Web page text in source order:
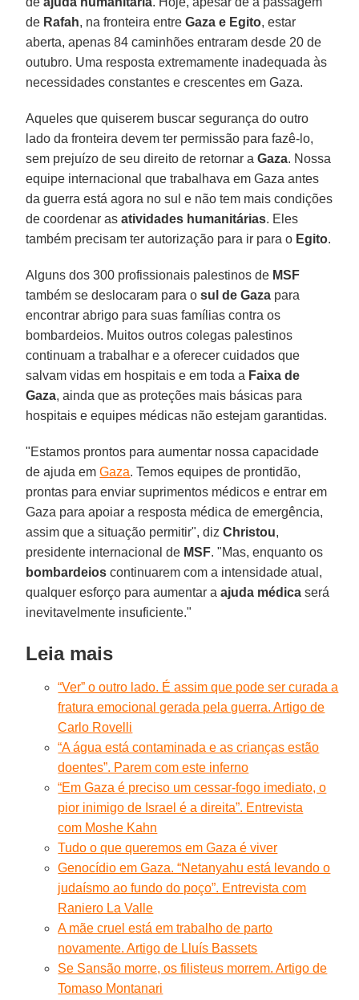
de Rafah, na fronteira entreGaza e Egito, estar
aberta, apenas 84 caminhões entraram desde 20 de
outubro. Uma resposta extremamente inadequada às
necessidades constantes e crescentes em Gaza.
Aqueles que quiserem buscar segurança do outro
lado da fronteira devem ter permissão para fazê-lo,
sem prejuízo de seu direito de retornar aGaza. Nossa
equipe internacional que trabalhava em Gaza antes
da guerra está agora no sul e não tem mais condições
de coordenar asatividades humanitárias. Eles
também precisam ter autorização para ir para o Egito.
Alguns dos 300 profissionais palestinos de MSF
também se deslocaram para osul de Gaza para
encontrar abrigo para suas famílias contra os
bombardeios. Muitos outros colegas palestinos
continuam a trabalhar e a oferecer cuidados que
salvam vidas em hospitais e em toda a Faixa de
Gaza, ainda que as proteções mais básicas para
hospitais e equipes médicas não estejam garantidas.
"Estamos prontos para aumentar nossa capacidade
de ajuda emGaza. Temos equipes de prontidão,
prontas para enviar suprimentos médicos e entrar em
Gaza para apoiar a resposta médica de emergência,
assim que a situação permitir", dizChristou,
presidente internacional de MSF. "Mas, enquanto os
bombardeios continuarem com a intensidade atual,
qualquer esforço para aumentar aajuda médica será
inevitavelmente insuficiente."
Leia mais
“Ver” o outro lado. É assim que pode ser curada a
fratura emocional gerada pela guerra. Artigo de
Carlo Rovelli
“A água está contaminada e as crianças estão
doentes”. Parem com este inferno
“Em Gaza é preciso um cessar-fogo imediato, o
pior inimigo de Israel é a direita”. Entrevista
com Moshe Kahn
Tudo o que queremos em Gaza é viver
Genocídio em Gaza. “Netanyahu está levando o
judaísmo ao fundo do poço”. Entrevista com
Raniero La Valle
A mãe cruel está em trabalho de parto
novamente. Artigo de Lluís Bassets
Se Sansão morre, os filisteus morrem. Artigo de
Tomaso Montanari